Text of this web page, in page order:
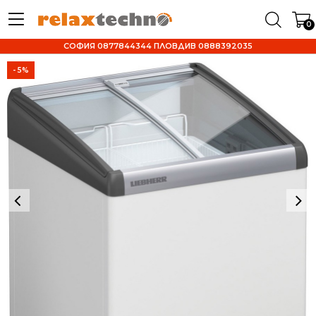
0
СОФИЯ 0877844344 ПЛОВДИВ 0888392035
- 5%